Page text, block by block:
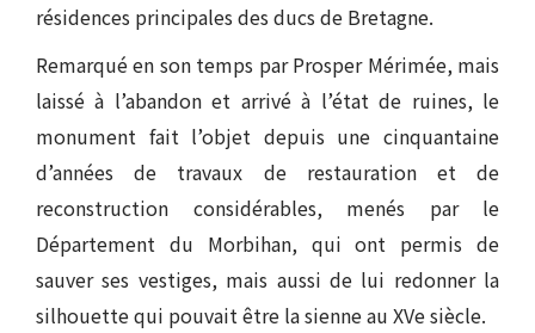
résidences principales des ducs de Bretagne.
Remarqué en son temps par Prosper Mérimée, mais
laissé à l’abandon et arrivé à l’état de ruines, le
monument fait l’objet depuis une cinquantaine
d’années de travaux de restauration et de
reconstruction considérables, menés par le
Département du Morbihan, qui ont permis de
sauver ses vestiges, mais aussi de lui redonner la
silhouette qui pouvait être la sienne au XVe siècle.